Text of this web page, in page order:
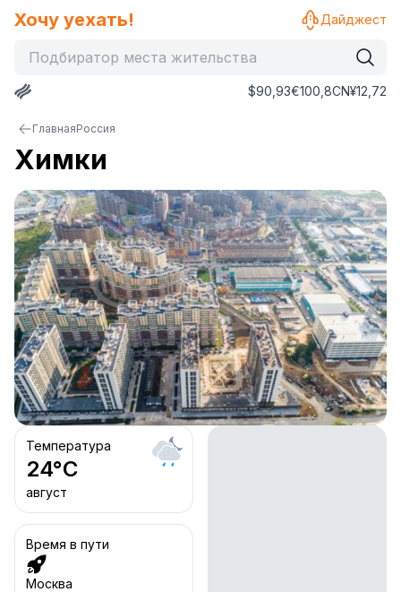
Хочу уехать!
$90,93€100,8CN¥12,72
Дайджест
ГлавнаяРоссия
Химки
Температура
24°C
август
Время в пути
Москва